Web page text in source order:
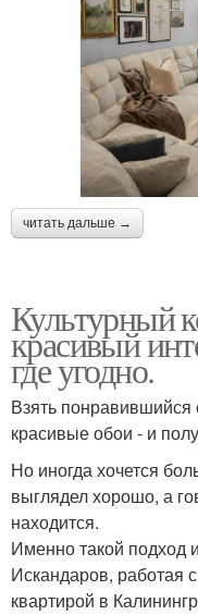
читать дальше →
Культурный
красивый
где угодно.
Взять понравившийся
красивые обои - и
Но иногда хочется
выглядел хорошо, а
находится.
Именно такой подход
Искандаров, работая
квартирой в